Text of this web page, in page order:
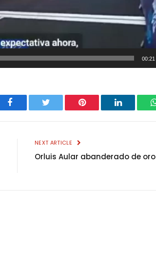
00:21
Facebook Twitter Pinterest LinkedIn
NEXT ARTICLE
Orluis Aular abanderado de oro